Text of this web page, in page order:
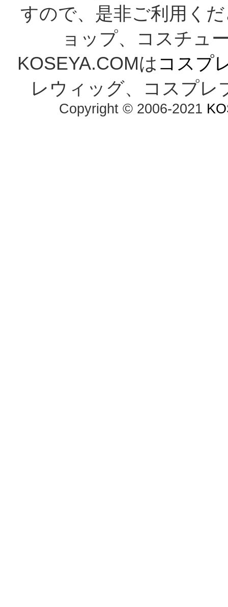
すので、是非ご利用く
ョップ、コスチュ
KOSEYA.COMは コスプ
レウィッグ、コスプレ
Copyright © 2006-2021